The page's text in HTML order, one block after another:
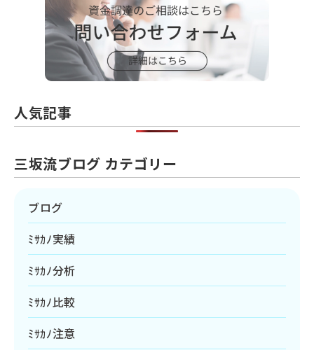
人気記事
三坂流ブログ カテゴリー
ブログ
ﾐｻｶﾉ実績
ﾐｻｶﾉ分析
ﾐｻｶﾉ比較
ﾐｻｶﾉ注意